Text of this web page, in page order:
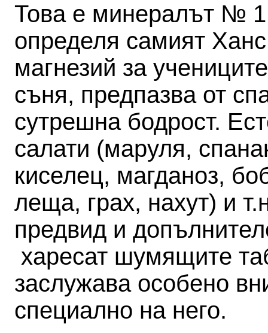
Това е минералът № 1
определя самият
магнезий за
съня, предпазва от
сутрешна бодрост.
салати (маруля,
киселец, магданоз,
леща, грах, нахут) и
предвид и
харесат шумящите
заслужава особено
специално на него.